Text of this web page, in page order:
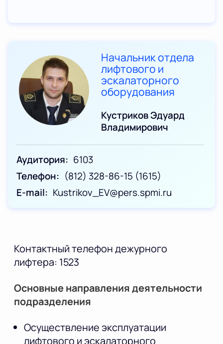
Начальник отдела
лифтового и
эскалаторного
оборудования
Кустриков Эдуард
Владимирович
Аудитория
6103
Телефон
(812) 328-86-15 (1615)
E-mail
Kustrikov_EV@pers.spmi.ru
Контактный телефон дежурного
лифтера: 1523
Основные направления деятельности
подразделения
Осуществление эксплуатации
лифтового и эскалаторного